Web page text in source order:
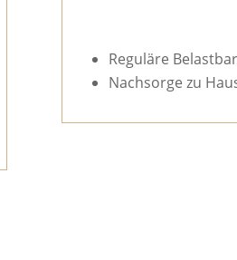
Reguläre
Nachsorge zu